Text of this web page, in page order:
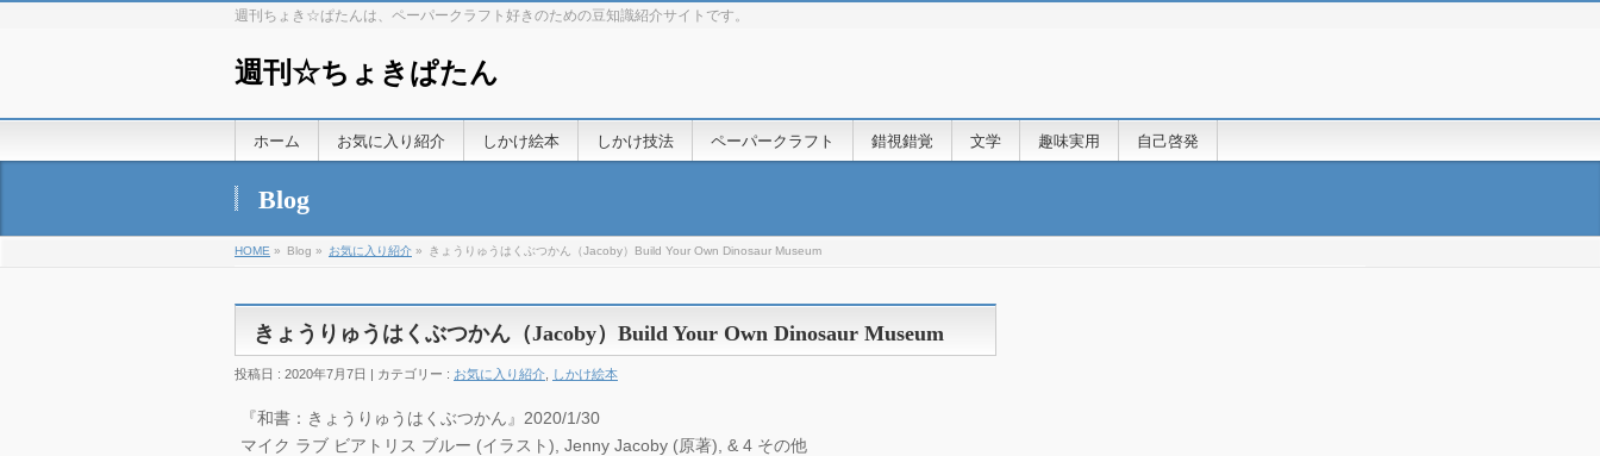
週刊ちょき☆ぱたんは、ペーパークラフト好きのための豆知識紹介サイトです。
週刊☆ちょきぱたん
ホーム お気に入り紹介 しかけ絵本 しかけ技法 ペーパークラフト 錯視錯覚 文学 趣味実用 自己啓発
Blog
HOME » Blog » お気に入り紹介 » きょうりゅうはくぶつかん（Jacoby）Build Your Own Dinosaur Museum
きょうりゅうはくぶつかん（Jacoby）Build Your Own Dinosaur Museum
投稿日 : 2020年7月7日 | カテゴリー : お気に入り紹介 しかけ絵本
『和書：きょうりゅうはくぶつかん』2020/1/30
マイク ラブ ビアトリス ブルー (イラスト), Jenny Jacoby (原著), & 4 その他